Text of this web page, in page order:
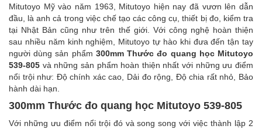
Mitutoyo Mỹ vào năm 1963, Mitutoyo hiện nay đã vươn lên dẫn
đầu, là anh cả trong việc chế tạo các công cụ, thiết bị đo, kiểm tra
tại Nhật Bản cũng như trên thế giới. Với công nghệ hoàn thiện
sau nhiều năm kinh nghiệm, Mitutoyo tự hào khi đưa đến tận tay
người dùng sản phẩm 300mm Thước đo quang học Mitutoyo
539-805 và những sản phẩm hoàn thiện nhất với những ưu điểm
nổi trội như: Độ chính xác cao, Dải đo rộng, Độ chia rất nhỏ, Bảo
hành dài hạn.
300mm Thước đo quang học Mitutoyo 539-805
Với những ưu điểm nổi trội đó và song song với việc thành lập 2